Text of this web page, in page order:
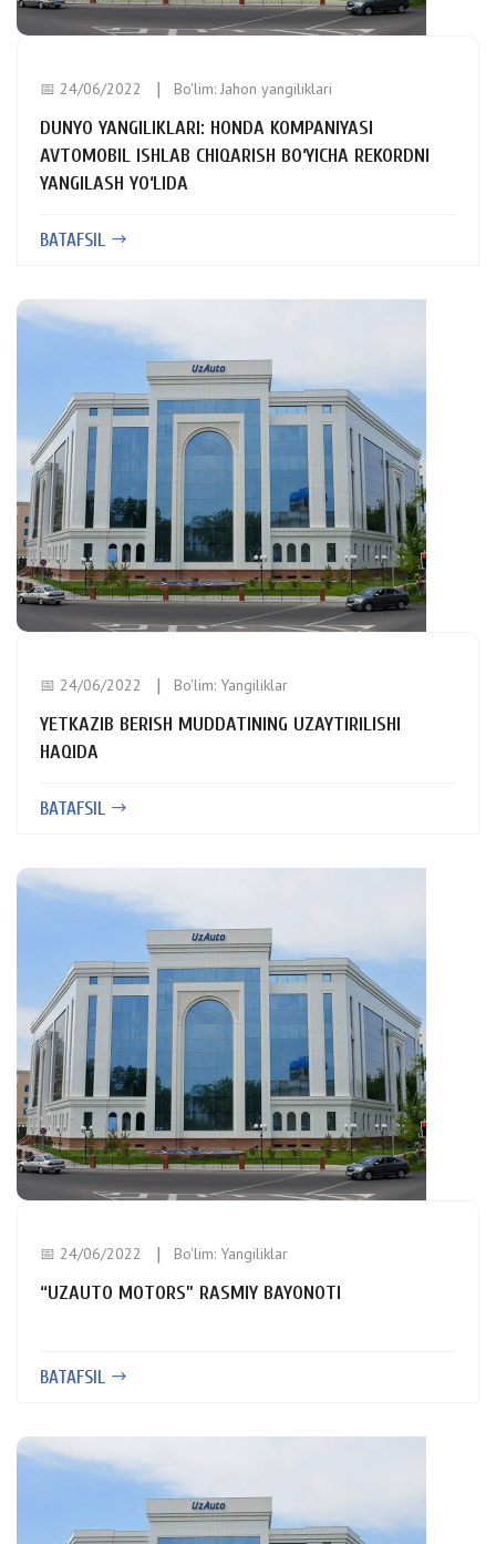
📅 24/06/2022 Bo'lim: Jahon yangiliklari
DUNYO YANGILIKLARI: HONDA KOMPANIYASI
AVTOMOBIL ISHLAB CHIQARISH BO‘YICHA REKORDNI
YANGILASH YO‘LIDA
BATAFSIL
📅 24/06/2022 Bo'lim: Yangiliklar
YETKAZIB BERISH MUDDATINING UZAYTIRILISHI
HAQIDA
BATAFSIL
📅 24/06/2022 Bo'lim: Yangiliklar
“UZAUTO MOTORS” RASMIY BAYONOTI
BATAFSIL